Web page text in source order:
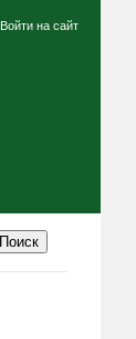
Войти на сайт